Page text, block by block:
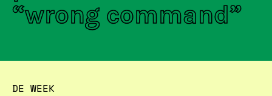
“wrong command”
DE WEEK